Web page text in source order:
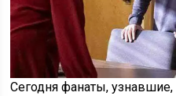
Сегодня фанаты,